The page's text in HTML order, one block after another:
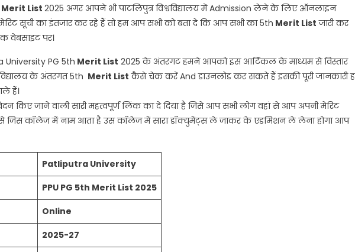
Merit List 2025 अगर आपने भी पाटलिपुत्र विश्वविद्यालय में Admission लेने के लिए ऑनलाइन
सूची का इंतजार कर रहे हैं तो हम आप सभी को बता दे कि आप सभी का 5th Merit List जारी कर
वेबसाइट पर।
PG 5th Merit List 2025 के अंतरगट हमने आपको इस आर्टिकल के माध्यम से विस्तार
के अंतरगत 5th Merit List कैसे चेक करें And डाउनलोड कर सकते हैं इसकी पूरी जानकारी
हैं।
जाने वाली सारी महत्वपूर्ण लिंक का दे दिया है जिसे आप सभी लोग वहां से आप अपनी मेरिट
कॉलेज में नाम आता है उस कॉलेज में सारा डॉक्युमेंट्स ले जाकर के एडमिशन ले लेना होगा आप
Patliputra University
PPU PG 5th Merit List 2025
Online
2025-27